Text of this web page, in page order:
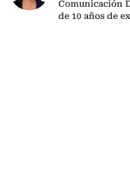
Comunicación
de 10 años de